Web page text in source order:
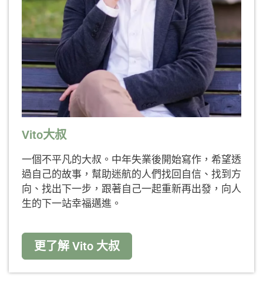
Vito大叔
一個不平凡的大叔。中年失業後開始寫作，希望透
過自己的故事，幫助迷航的人們找回自信、找到方
向、找出下一步，跟著自己一起重新再出發，向人
生的下一站幸福邁進。
更了解 Vito 大叔